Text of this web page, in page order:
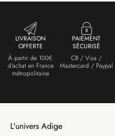
LIVRAISON
OFFERTE
À partir de 100€
d'achat en France
métropolitaine
PAIEMENT
SÉCURISÉ
CB / Visa /
Mastercard / Paypal
L'univers Adige